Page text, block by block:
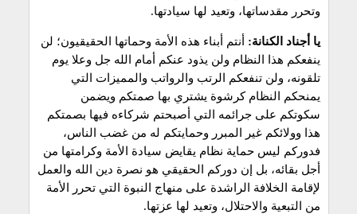
وتحرر مقدساتها، وتعيد لها سيادتها.
يا أجناد الكنانة: أنتم أبناء هذه الأمة وحماتها الحقيقيون؛ لن
ينفعكم هذا النظام ولن يذود عنكم أمام الله جل وعلا يوم
تلقونه، ولن تنفعكم الرتب والرواتب والمميزات التي
يمنحكم النظام كرشوة يشتري بها صمتكم ويضمن
سكوتكم على جرائمه التي أصبحتم شركاءه فيها بصمتكم
هذا وولائكم غير المبرر وحمايتكم له من غضب الناس،
فدوركم ليس حماية نظام يقايض سيادة الأمة وكرامتها من
أجل بقائه، بل إن دوركم الحقيقي هو نصرة دين الله والعمل
لإقامة الخلافة الراشدة على منهاج النبوة التي تحرر الأمة
من التبعية والاحتلال، وتعيد لها عزتها.